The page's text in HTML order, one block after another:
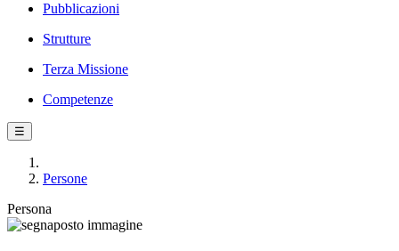
Pubblicazioni
Strutture
Terza Missione
Competenze
☰
Persone
Persona